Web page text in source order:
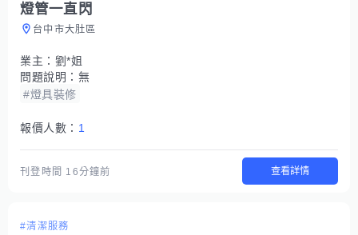
燈管一直閃
台中市大肚區
業主： 劉*姐
問題說明： 無
#燈具裝修
報價人數： 1
刊登時間 16分鐘前 查看詳情
#清潔服務